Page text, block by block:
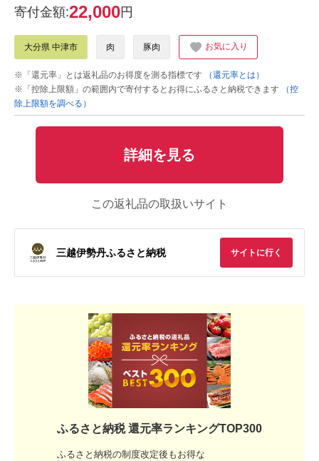
寄付金額:22,000円
大分県 中津市 肉 豚肉 お気に入り
※「還元率」とは返礼品のお得度を測る指標です
（還元率とは）
※「控除上限額」の範囲内で寄付するとお得にふるさと納税できます
（控
除上限額を調べる）
詳細を見る
この返礼品の取扱いサイト
三越伊勢丹ふるさと納税 サイトに行く
ふるさと納税 還元率ランキングTOP300
ふるさと納税の制度改定後もお得な